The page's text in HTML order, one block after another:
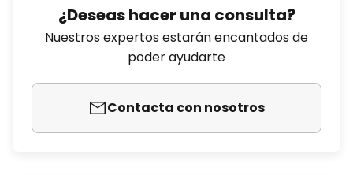
¿Deseas hacer una consulta?
Nuestros expertos estarán encantados de
poder ayudarte
Contacta con nosotros